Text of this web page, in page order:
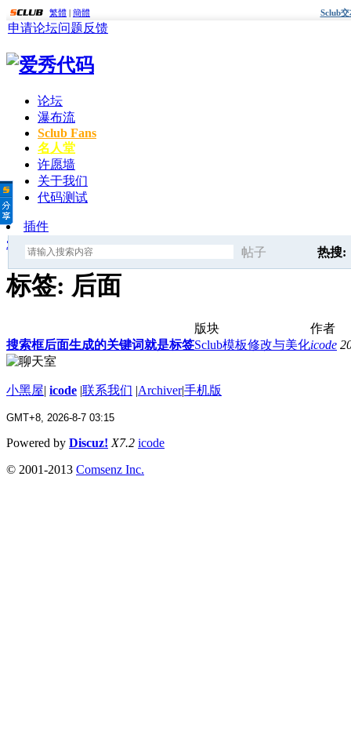
繁體 | 簡體 Sclub
申请论坛问题反馈
论坛
瀑布流
Sclub Fans
名人堂
许愿墙
关于我们
代码测试
插件
帖子
索
热搜:
爱秀代码
标签: 后面
版块
作者
搜索框后面生成的关键词就是标签Sclub模板修改与美化icode
小黑屋| icode |联系我们 |Archiver|手机版
GMT+8, 2026-8-7 03:15
Powered by Discuz! X7.2 icode
© 2001-2013 Comsenz Inc.